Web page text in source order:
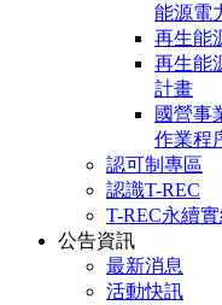
能源電
再生能
再生能
計畫
國營事
作業程
認可制專區
認識T-REC
T-REC永續
公告資訊
最新消息
活動快訊